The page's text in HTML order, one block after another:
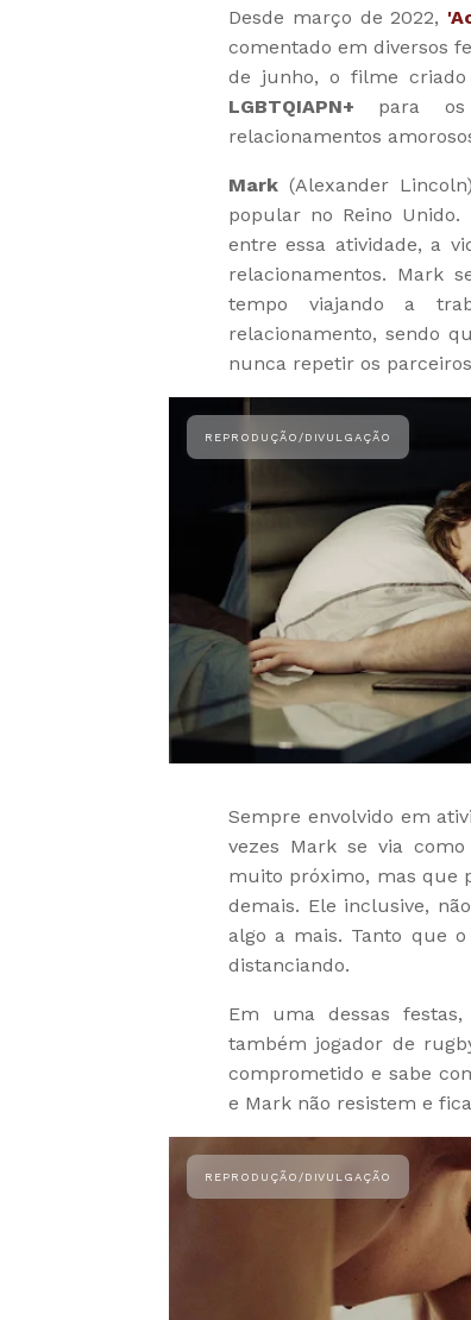
Desde março de 2022,
comentado em diversos
de junho, o filme
LGBTQIAPN+ para os
relacionamentos
Mark (Alexander
popular no Reino
entre essa atividade, a
relacionamentos. Mark
tempo viajando a
relacionamento, sendo
nunca repetir os
Sempre envolvido em
vezes Mark se via
muito próximo, mas que
demais. Ele inclusive,
algo a mais. Tanto que
distanciando.
Em uma dessas
também jogador de
comprometido e sabe
e Mark não resistem e